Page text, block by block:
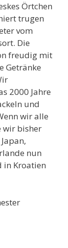
Örtchen
trugen
vom
Die
freudig mit
Getränke
2000 Jahre
und
wir alle
wir bisher
nun
in Kroatien